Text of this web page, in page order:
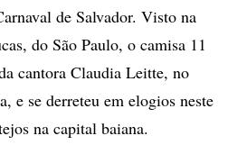
de Salvador. Visto na
do São Paulo, o camisa 11
cantora Claudia Leitte, no
e se derreteu em elogios neste
na capital baiana.